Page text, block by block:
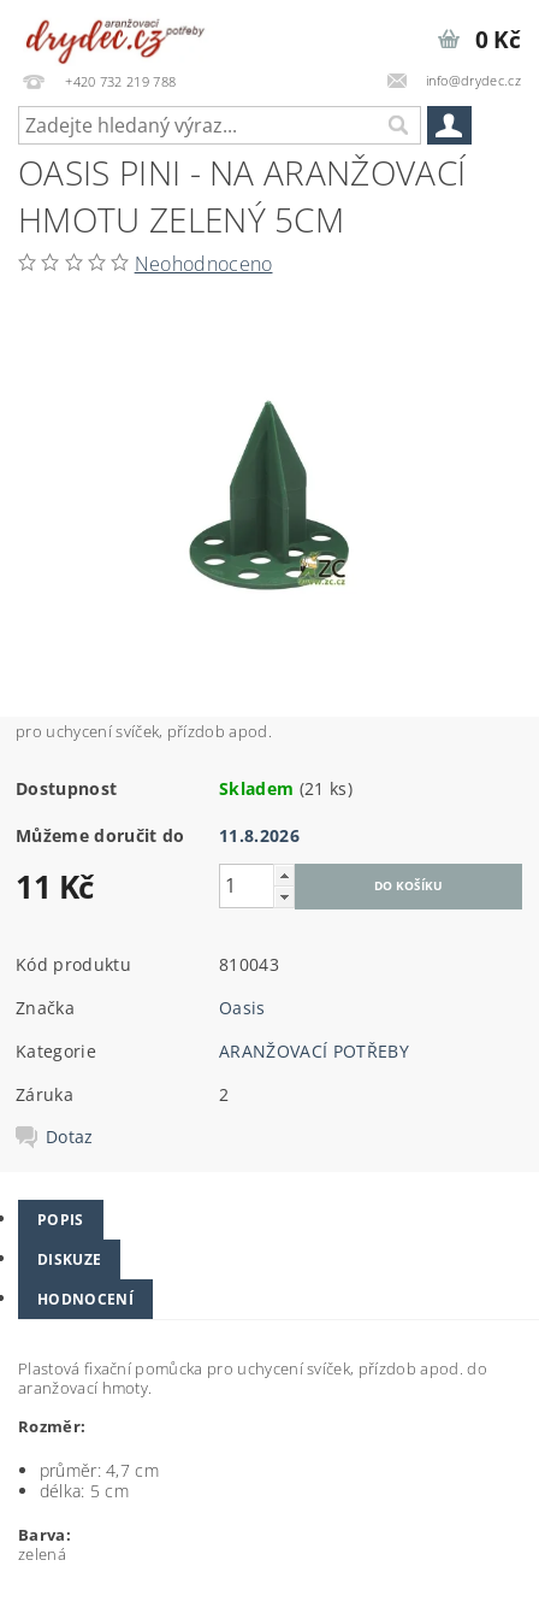
+420 732 219 788 info@drydec.cz
0 Kč
OASIS PINI - NA ARANŽOVACÍ
HMOTU ZELENÝ 5CM
Neohodnoceno
pro uchycení svíček, přízdob apod.
Dostupnost Skladem (21 ks)
Můžeme doručit do 11.8.2026
11 Kč
Kód produktu
810043
Značka
Oasis
Kategorie
ARANŽOVACÍ POTŘEBY
Záruka
2
Dotaz
POPIS
DISKUZE
HODNOCENÍ
Plastová fixační pomůcka pro uchycení svíček, přízdob apod. do
aranžovací hmoty.
Rozměr:
průměr: 4,7 cm
délka: 5 cm
Barva:
zelená